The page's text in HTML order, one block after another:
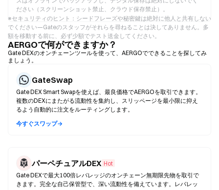
ださい（スクリーンショット禁止、クラウド保存禁止）。
※セキュリティのヒント：シードフレーズや秘密鍵は絶対に他人と共有しない
でください—Gateのスタッフがそれらを尋ねることは決してありません。多
額を移動する前に、必ず少額でテスト送金してください。
AERGOで何ができますか？
Gate DEXのオンチェーンツールを使って、AERGOでできることを探してみ
ましょう。
GateSwap
Gate DEX Smart Swapを使えば、最良価格でAERGOを取引できます。
複数のDEXにまたがる流動性を集約し、スリッページを最小限に抑え
るよう自動的に注文をルーティングします。
今すぐスワップ→
パーペチュアルDEX Hot
Gate DEXで最大100倍レバレッジのオンチェーン無期限先物を取引で
きます。完全な自己保管型で、深い流動性を備えています。レバレッ